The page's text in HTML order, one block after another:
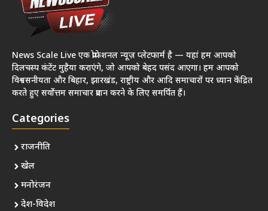
News Scale Live एक प्रोफेशनल न्यूज़ प्लेटफार्म है — यहां हम आपको
दिलचस्प कंटेंट मुहैया कराएंगे, जो आपको बेहद पसंद आएगा। हम आपको
विश्वसनीयता और बिहार, झारखंड, राष्ट्रीय और आदि समाचारों पर ध्यान केंद्रित
करते हुए सर्वोत्तम समाचार प्रदान करने के लिए समर्पित हैं।
Categories
राजनीति
खेल
मनोरंजन
देश-विदेश